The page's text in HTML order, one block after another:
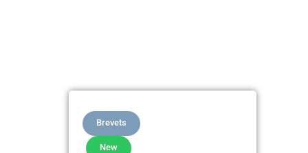
Brevets
New